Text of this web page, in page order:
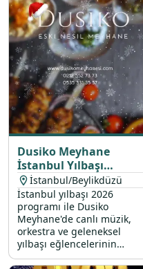
Dusiko Meyhane
İstanbul Yılbaşı
Programı 2026
İstanbul/Beylikdüzü
İstanbul yılbaşı 2026
programı ile Dusiko
Meyhane'de canlı müzik,
orkestra ve geleneksel
yılbaşı eğlencelerinin
vazgeçilmezi dansöz